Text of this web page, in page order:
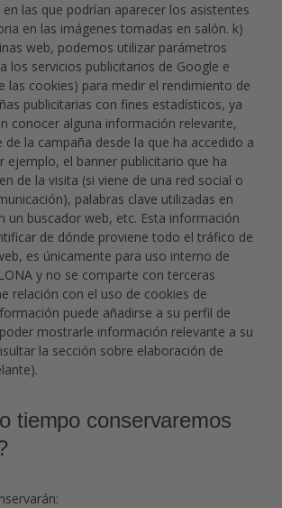
las que podrían aparecer los asistentes
en las imágenes tomadas en salón. k)
web, podemos utilizar parámetros
los servicios publicitarios de Google e
las cookies) para medir el rendimiento de
publicitarias con fines estadísticos, ya
conocer alguna información relevante,
la campaña desde la que ha accedido a
ejemplo, el banner publicitario que ha
de la visita (si viene de una red social o
palabras clave utilizadas en
un buscador web, etc. Esta información
de dónde proviene todo el tráfico de
es únicamente para uso interno de
y no se comparte con terceras
relación con el uso de cookies de
puede añadirse a su perfil de
mostrarle información relevante a su
la sección sobre elaboración de
tiempo conservaremos